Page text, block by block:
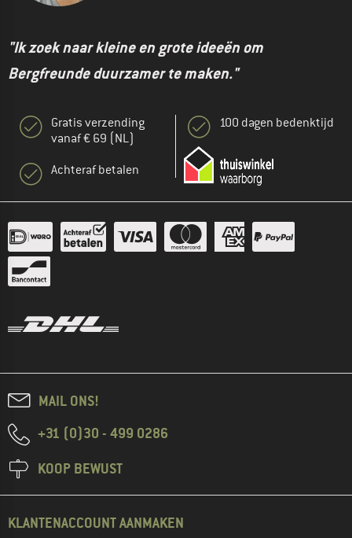
"Ik zoek naar kleine en grote ideeën om
Bergfreunde duurzamer te maken."
Gratis verzending
vanaf € 69 (NL)
Achteraf betalen
100 dagen bedenktijd
MAIL ONS!
+31 (0)30 - 499 0286
KOOP BEWUST
KLANTENACCOUNT AANMAKEN